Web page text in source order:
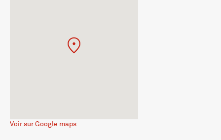
Voir sur Google maps